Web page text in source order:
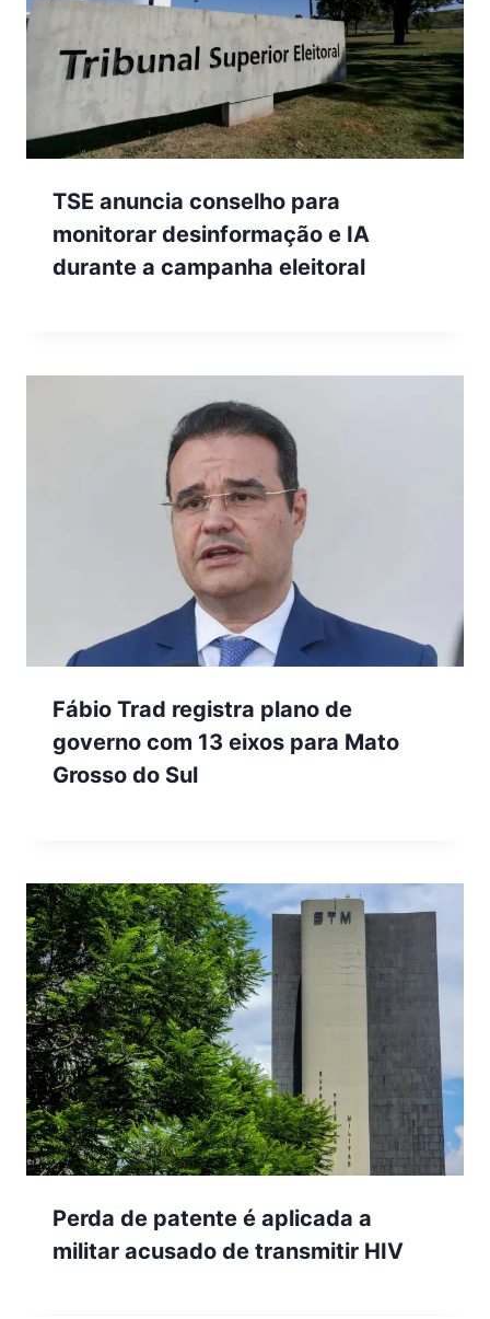
TSE anuncia conselho para
monitorar desinformação e IA
durante a campanha eleitoral
Fábio Trad registra plano de
governo com 13 eixos para Mato
Grosso do Sul
Perda de patente é aplicada a
militar acusado de transmitir HIV